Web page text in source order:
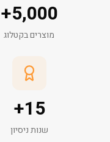
5,000
+
מוצרים בקטלוג
15
+
שנות ניסיון